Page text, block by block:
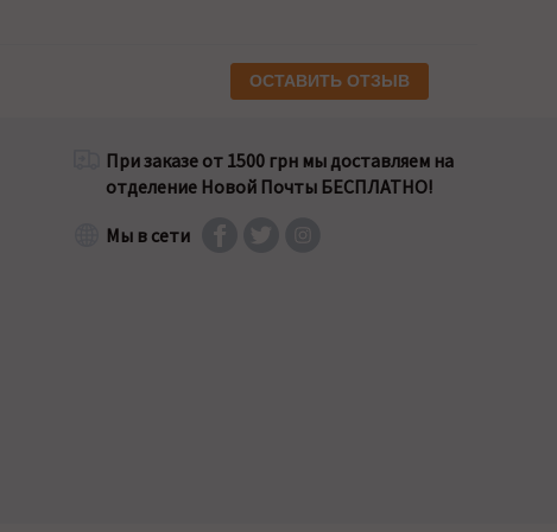
ОСТАВИТЬ ОТЗЫВ
При заказе от 1500 грн мы доставляем на
отделение Новой Почты БЕСПЛАТНО!
Мы в сети